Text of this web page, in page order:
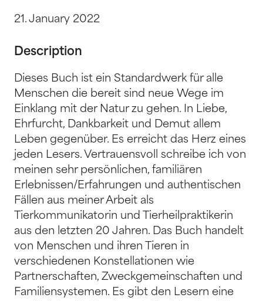
21. January 2022
Description
Dieses Buch ist ein Standardwerk für alle
Menschen die bereit sind neue Wege im
Einklang mit der Natur zu gehen. In Liebe,
Ehrfurcht, Dankbarkeit und Demut allem
Leben gegenüber. Es erreicht das Herz eines
jeden Lesers. Vertrauensvoll schreibe ich von
meinen sehr persönlichen, familiären
Erlebnissen/Erfahrungen und authentischen
Fällen aus meiner Arbeit als
Tierkommunikatorin und Tierheilpraktikerin
aus den letzten 20 Jahren. Das Buch handelt
von Menschen und ihren Tieren in
verschiedenen Konstellationen wie
Partnerschaften, Zweckgemeinschaften und
Familiensystemen. Es gibt den Lesern eine